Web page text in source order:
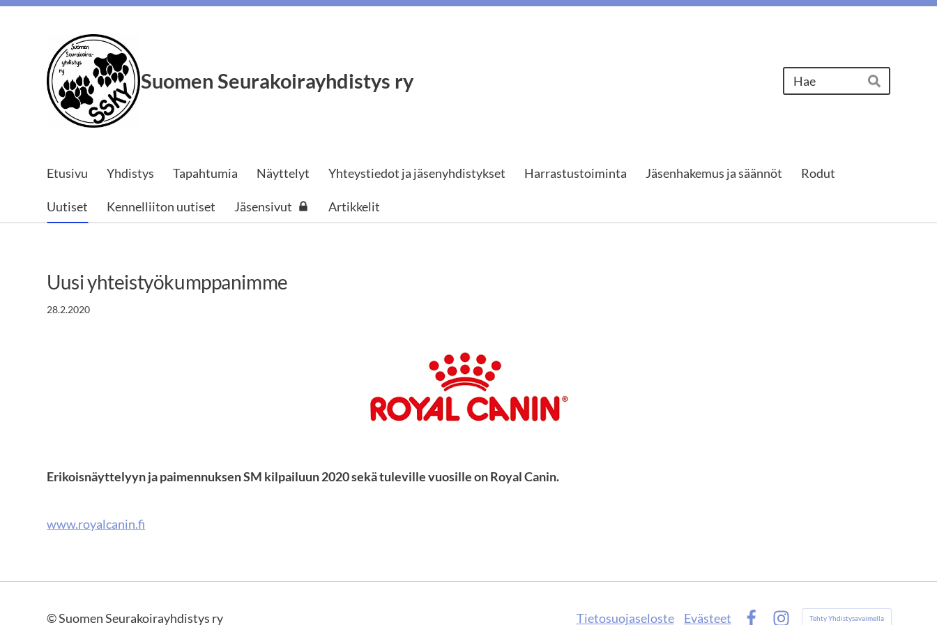
sisältöön
Suomen Seurakoirayhdistys ry
Hae
Etusivu Yhdistys Tapahtumia Näyttelyt Yhteystiedot ja jäsenyhdistykset Harrastustoiminta Jäsenhakemus ja säännöt Rodut
Uutiset Kennelliiton uutiset Jäsensivut Artikkelit
Uusi yhteistyökumppanimme
28.2.2020
Erikoisnäyttelyyn ja paimennuksen SM kilpailuun 2020 sekä tuleville vuosille on Royal Canin.
www.royalcanin.fi
©Suomen Seurakoirayhdistys ry Tietosuojaseloste Evästeet Tehty Yhdistysavaimella